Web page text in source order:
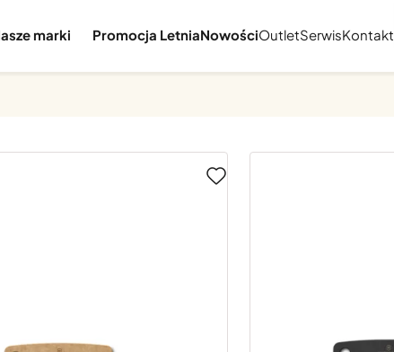
marki Promocja LetniaNowościOutletSerwisKontakt